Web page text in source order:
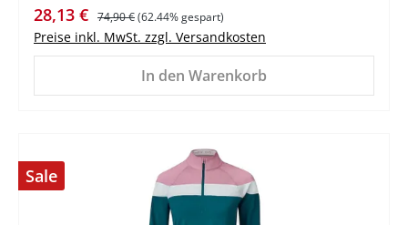
Verkaufspreis:
28,13 € Regulärer Preis:
74,90 €(62.44% gespart)
Preise inkl. MwSt. zzgl. Versandkosten
In den Warenkorb
Sale